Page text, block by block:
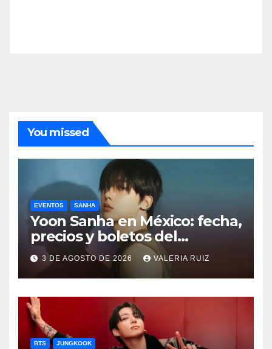
You missed
EVENTOS SANHA
Yoon Sanha en México: fecha,
precios y boletos del
FANCON
3 DE AGOSTO DE 2026 VALERIA RUIZ
BTS JUNGKOOK